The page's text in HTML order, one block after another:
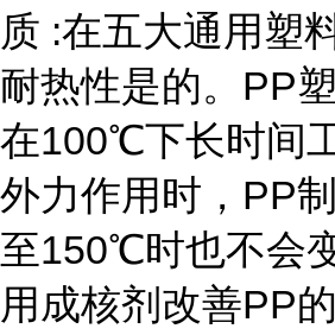
质 :在五大通用塑
耐热性是的。PP
在100℃下长时间
外力作用时，PP
至150℃时也不会
用成核剂改善PP